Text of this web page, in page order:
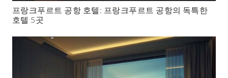
프랑크푸르트 공항 호텔: 프랑크푸르트 공항의 독특한
호텔 5곳